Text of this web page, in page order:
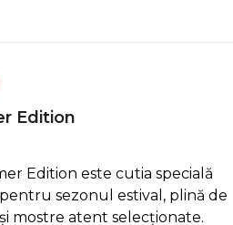
Edition
Edition este cutia specială
sezonul estival, plină de
mostre atent selecționate.